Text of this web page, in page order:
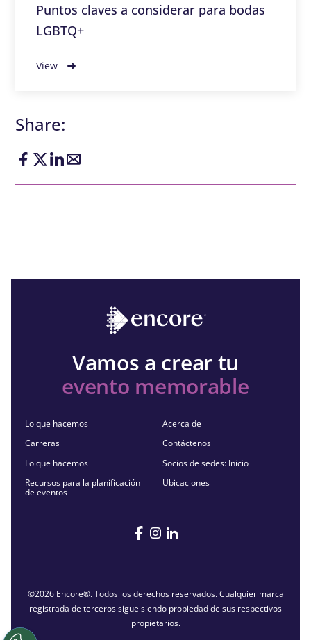
Puntos claves a considerar para bodas
LGBTQ+
View
Share:
Vamos a crear tu
evento memorable
Lo que hacemos
Carreras
Lo que hacemos
Recursos para la planificación
de eventos
Acerca de
Contáctenos
Socios de sedes: Inicio
Ubicaciones
©2026 Encore®. Todos los derechos reservados. Cualquier marca
registrada de terceros sigue siendo propiedad de sus respectivos
propietarios.